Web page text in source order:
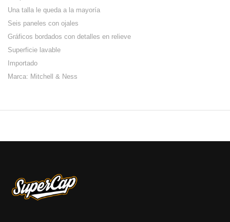
Una talla le queda a la mayoría
Seis paneles con ojales
Gráficos bordados con detalles en relieve
Superficie lavable
Importado
Marca: Mitchell & Ness